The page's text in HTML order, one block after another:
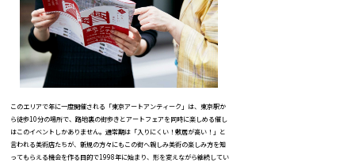
このエリアで年に一度開催される「東京アートアンティーク」は、東京駅か
ら徒歩10分の場所で、路地裏の街歩きとアートフェアを同時に楽しめる催し
はこのイベントしかありません。通常期は「入りにくい！敷居が高い！」と
言われる美術店たちが、新規の方々にもこの街へ親しみ美術の楽しみ方を知
ってもらえる機会を作る目的で1998年に始まり、形を変えながら継続してい